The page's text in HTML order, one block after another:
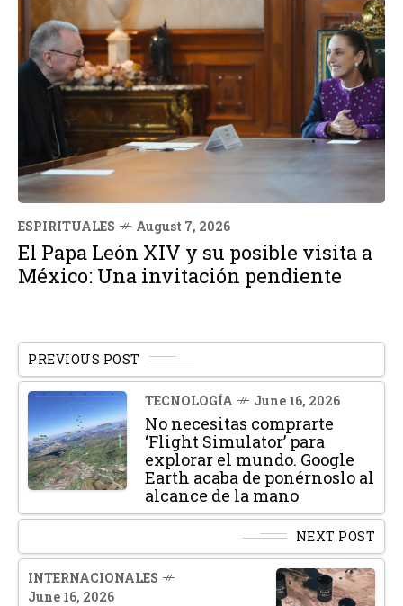
ESPIRITUALES August 7, 2026
El Papa León XIV y su posible visita a
México: Una invitación pendiente
PREVIOUS POST
TECNOLOGÍA June 16, 2026
No necesitas comprarte
‘Flight Simulator’ para
explorar el mundo. Google
Earth acaba de ponérnoslo al
alcance de la mano
NEXT POST
INTERNACIONALES
June 16, 2026